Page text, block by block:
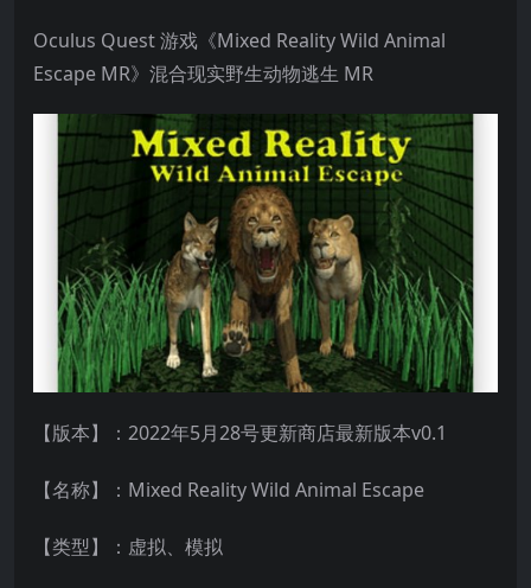
Oculus Quest 游戏《Mixed Reality Wild Animal
Escape MR》混合现实野生动物逃生 MR
【版本】：2022年5月28号更新商店最新版本v0.1
【名称】：Mixed Reality Wild Animal Escape
【类型】：虚拟、模拟